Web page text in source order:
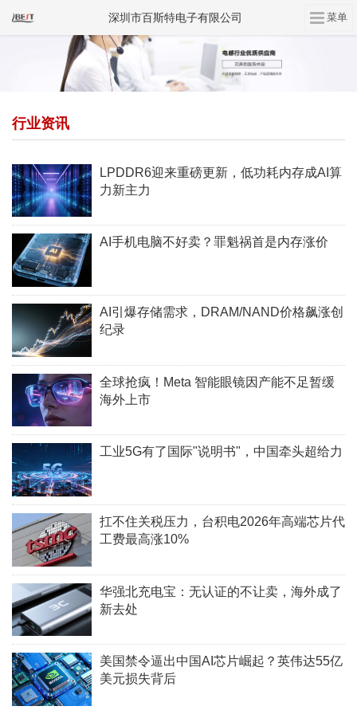
行业资讯
LPDDR6迎来重磅更新，低功耗内存成AI算
力新主力
AI手机电脑不好卖？罪魁祸首是内存涨价
AI引爆存储需求，DRAM/NAND价格飙涨创
纪录
全球抢疯！Meta 智能眼镜因产能不足暂缓
海外上市
工业5G有了国际"说明书"，中国牵头超给力
扛不住关税压力，台积电2026年高端芯片代
工费最高涨10%​
华强北充电宝：无认证的不让卖，海外成了
新去处
美国禁令逼出中国AI芯片崛起？英伟达55亿
美元损失背后
深圳市百斯特电子有限公司